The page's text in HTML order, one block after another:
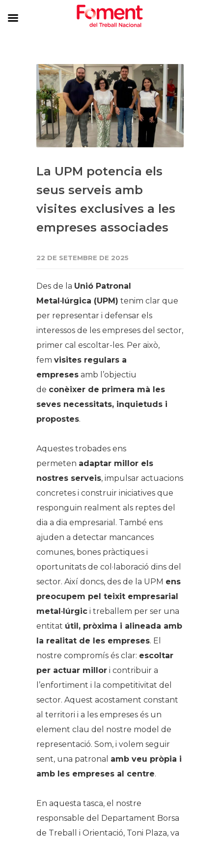
La UPM potencia els
seus serveis amb
visites exclusives a les
empreses associades
22 DE SETEMBRE DE 2025
Des de la Unió Patronal
Metal·lúrgica (UPM) tenim clar que
per representar i defensar els
interessos de les empreses del sector,
primer cal escoltar-les. Per això,
fem visites regulars a
empreses amb l’objectiu
de conèixer de primera mà les
seves necessitats, inquietuds i
propostes.
Aquestes trobades ens
permeten adaptar millor els
nostres serveis, impulsar actuacions
concretes i construir iniciatives que
responguin realment als reptes del
dia a dia empresarial. També ens
ajuden a detectar mancances
comunes, bones pràctiques i
oportunitats de col·laboració dins del
sector. Així doncs, des de la UPM ens
preocupem pel teixit empresarial
metal·lúrgic i treball em per ser una
entitat útil, pròxima i alineada amb
la realitat de les empreses. El
nostre compromís és clar: escoltar
per actuar millor i contribuir a
l’enfortiment i la competitivitat del
sector. Aquest acostament constant
al territori i a les empreses és un
element clau del nostre model de
representació. Som, i volem seguir
sent, una patronal amb veu pròpia i
amb les empreses al centre.
En aquesta tasca, el nostre
responsable del Departament Borsa
de Treball i Orientació, Toni Plaza, va